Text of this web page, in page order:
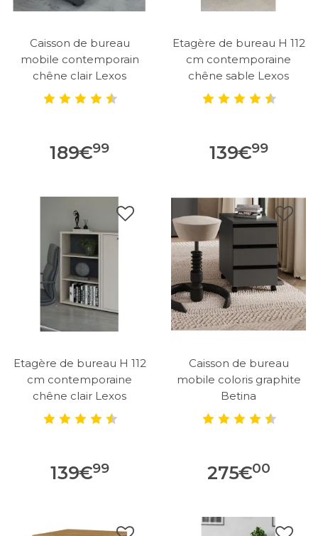
Caisson de bureau
mobile contemporain
chêne clair Lexos
189€99
Etagère de bureau H 112
cm contemporaine
chêne sable Lexos
139€99
Etagère de bureau H 112
cm contemporaine
chêne clair Lexos
139€99
Caisson de bureau
mobile coloris graphite
Betina
275€00